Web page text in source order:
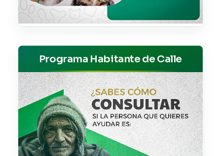
Programa Habitante de Calle